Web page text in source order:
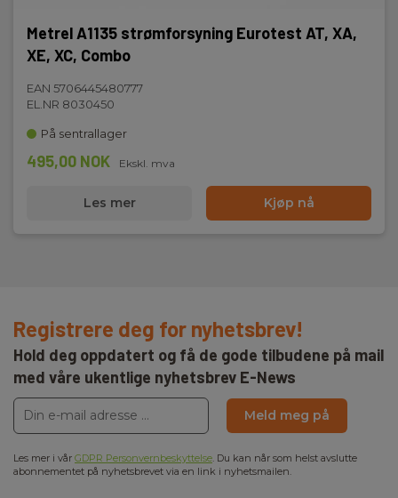
Metrel A1135 strømforsyning Eurotest AT, XA,
XE, XC, Combo
EAN 5706445480777
EL.NR 8030450
På sentrallager
495,00 NOK Ekskl. mva
Les mer Kjøp nå
Registrere deg for nyhetsbrev!
Hold deg oppdatert og få de gode tilbudene på mail
med våre ukentlige nyhetsbrev E-News
Meld meg på
Les mer i vår GDPR Personvernbeskyttelse. Du kan når som helst avslutte
abonnementet på nyhetsbrevet via en link i nyhetsmailen.